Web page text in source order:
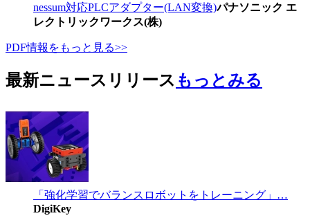
nessum対応PLCアダプター(LAN変換)パナソニック エ
レクトリックワークス(株)
PDF情報をもっと見る>>
最新ニュースリリース もっとみる
「強化学習でバランスロボットをトレーニング」…
DigiKey